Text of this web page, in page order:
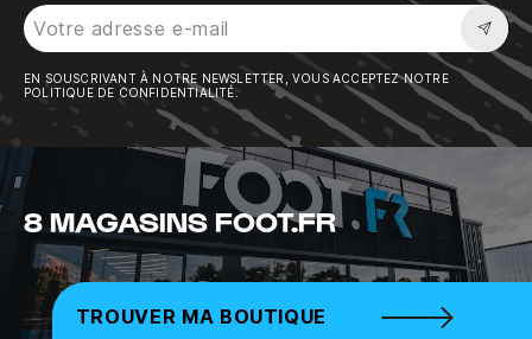
EN SOUSCRIVANT À NOTRE NEWSLETTER, VOUS ACCEPTEZ NOTRE
POLITIQUE DE CONFIDENTIALITÉ.
8 MAGASINS FOOT.FR
TROUVER MA BOUTIQUE